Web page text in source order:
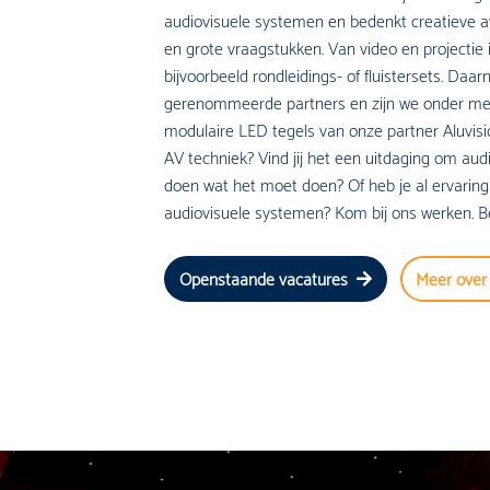
audiovisuele systemen en bedenkt creatieve
en grote vraagstukken. Van video en
bijvoorbeeld rondleidings- of fluistersets.
gerenommeerde partners en zijn we onder
modulaire LED tegels van onze partner
AV techniek? Vind jij het een uitdaging om
doen wat het moet doen? Of heb je al
audiovisuele systemen? Kom bij ons werken.
Openstaande vacatures Meer